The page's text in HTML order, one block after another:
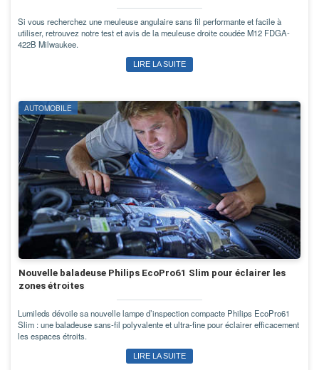
Si vous recherchez une meuleuse angulaire sans fil performante et facile à
utiliser, retrouvez notre test et avis de la meuleuse droite coudée M12 FDGA-
422B Milwaukee.
LIRE LA SUITE
AUTOMOBILE
Nouvelle baladeuse Philips EcoPro61 Slim pour éclairer les
zones étroites
Lumileds dévoile sa nouvelle lampe d’inspection compacte Philips EcoPro61
Slim : une baladeuse sans-fil polyvalente et ultra-fine pour éclairer efficacement
les espaces étroits.
LIRE LA SUITE